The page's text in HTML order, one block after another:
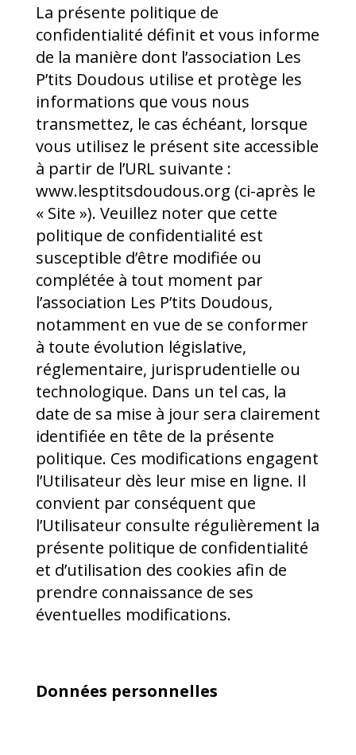
La présente politique de
confidentialité définit et vous informe
de la manière dont l’association Les
P’tits Doudous utilise et protège les
informations que vous nous
transmettez, le cas échéant, lorsque
vous utilisez le présent site accessible
à partir de l’URL suivante :
www.lesptitsdoudous.org (ci-après le
« Site »). Veuillez noter que cette
politique de confidentialité est
susceptible d’être modifiée ou
complétée à tout moment par
l’association Les P’tits Doudous,
notamment en vue de se conformer
à toute évolution législative,
réglementaire, jurisprudentielle ou
technologique. Dans un tel cas, la
date de sa mise à jour sera clairement
identifiée en tête de la présente
politique. Ces modifications engagent
l’Utilisateur dès leur mise en ligne. Il
convient par conséquent que
l’Utilisateur consulte régulièrement la
présente politique de confidentialité
et d’utilisation des cookies afin de
prendre connaissance de ses
éventuelles modifications.
Données personnelles